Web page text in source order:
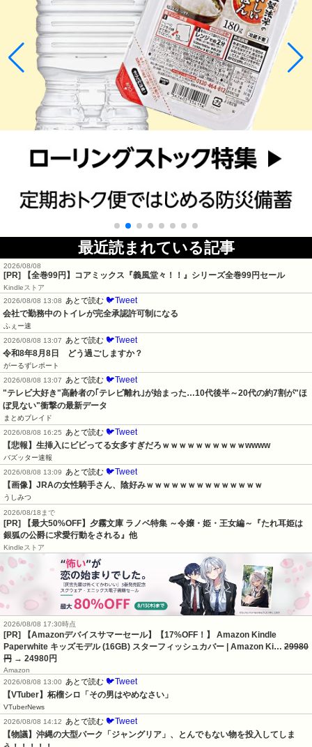
最近読まれている記事
2026/08/08
[PR] 【全巻99円】コアミックス『義風堂々！！』シリーズ全巻99円セール
Kindleストア
2026/08/08 13:08
あとで読む 🐦Tweet
会社で勤務中のトイレが完全承認許可制になる
ふぇー速
2026/08/08 13:07
あとで読む 🐦Tweet
令和8年8月8日　どう過ごしますか？
がーるずレポート
2026/08/08 13:07
あとで読む 🐦Tweet
"テレビ大好き"高齢者の｢テレビ離れ｣が始まった…10代後半～20代の約7割が"ほ
ぼ見ない"衝撃の最新データ
まとめブレイド
2026/08/08 16:25
あとで読む 🐦Tweet
【悲報】生挿入にビビってる女多すぎだろｗｗｗｗｗｗｗｗｗｗwwww
バズッター速報
2026/08/08 13:09
あとで読む 🐦Tweet
【画像】JRAの女性騎手さん、陰好みｗｗｗｗｗｗｗｗｗｗｗｗｗｗ
うしみつ
2026/08/18まで
[PR] 【最大50%OFF】夕霧文庫 ラノベ特集 ～令嬢・姫・王女編～『たれ耳姫は
銀狐の公爵に求愛行動をされる』他
Kindleストア
2026/08/08 17:30時点
[PR] 【Amazonデバイスサマーセール】【17%OFF！】 Amazon Kindle
Paperwhite キッズモデル (16GB) スターフィッシュカバー | Amazon Ki… 29980
円 → 24980円
Amazon
2026/08/08 13:00
あとで読む 🐦Tweet
【VTuber】柘榴シロ「その男はやめなさい」
VTuberNews
2026/08/08 14:12
あとで読む 🐦Tweet
【物議】沖縄の大型パーク「ジャングリア」、とんでもない物を投入してしま